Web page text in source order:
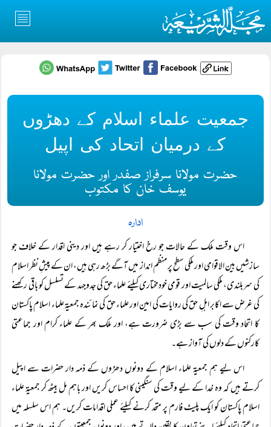
جمعیت علماء اسلام کے دھڑوں
کے درمیان اتحاد کی اپیل
حضرت مولانا سرفراز صفدر اور حضرت مولانا
یوسف خان کا مکتوب
ادارہ
اس وقت ملک کے حالات جو رخ اختیار کر رہے ہیں اور دینی اقدار کے خلاف جو
سازشیں بین الاقوامی اور ملکی سطح پر منظم انداز میں آگے بڑھ رہی ہیں، ان کے پیشِ نظر اسلام
کی سربلندی، ملکی سالمیت اور قومی خودمختاری کیلئے علماء حق کی جدوجہد کے تسلسل کو باقی رکھنے
کی غرض سے اکابر اہلِ حق کی روایات کی امین اور علماء حق کی نمائندہ جمعیۃ علماء اسلام پاکستان
کا اتحاد وقت کی سب سے بڑی ضرورت ہے، اور ملک بھر کے علماء کرام اور جماعتی
کارکنوں کے دلوں کی آواز ہے۔
اس لیے ہم جمعیۃ علماء اسلام کے دونوں دھڑوں کے ذمہ دار حضرات سے اپیل
کرتے ہیں کہ وہ خدا کے لیے وقت کی سنگینی کا احساس کریں اور باہم مل بیٹھ کر جمعیۃ علماء
اسلام پاکستان کو ایک پلیٹ فارم پر متحد کرنے کیلئے عملی اقدامات کریں۔ ہم اس سلسلہ میں